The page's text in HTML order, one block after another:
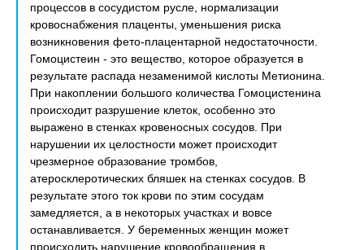
процессов в сосудистом русле, нормализации
кровоснабжения плаценты, уменьшения риска
возникновения фето-плацентарной недостаточности.
Гомоцистеин - это вещество, которое образуется в
результате распада незаменимой кислоты Метионина.
При накоплении большого количества Гомоцистенина
происходит разрушение клеток, особенно это
выражено в стенках кровеносных сосудов. При
нарушении их целостности может происходит
чрезмерное образование тромбов,
атеросклеротических бляшек на стенках сосудов. В
результате этого ток крови по этим сосудам
замедляется, а в некоторых участках и вовсе
останавливается. У беременных женщин может
происходить нарушение кровообращения в